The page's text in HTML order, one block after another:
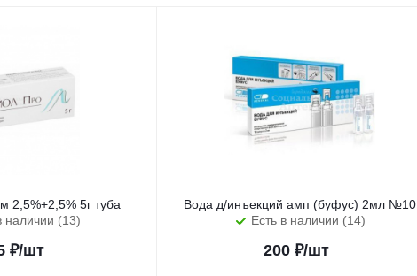
2,5%+2,5% 5г туба
наличии (13)
₽/шт
Вода д/инъекций амп (буфус) 2мл №10
Есть в наличии (14)
200 ₽/шт